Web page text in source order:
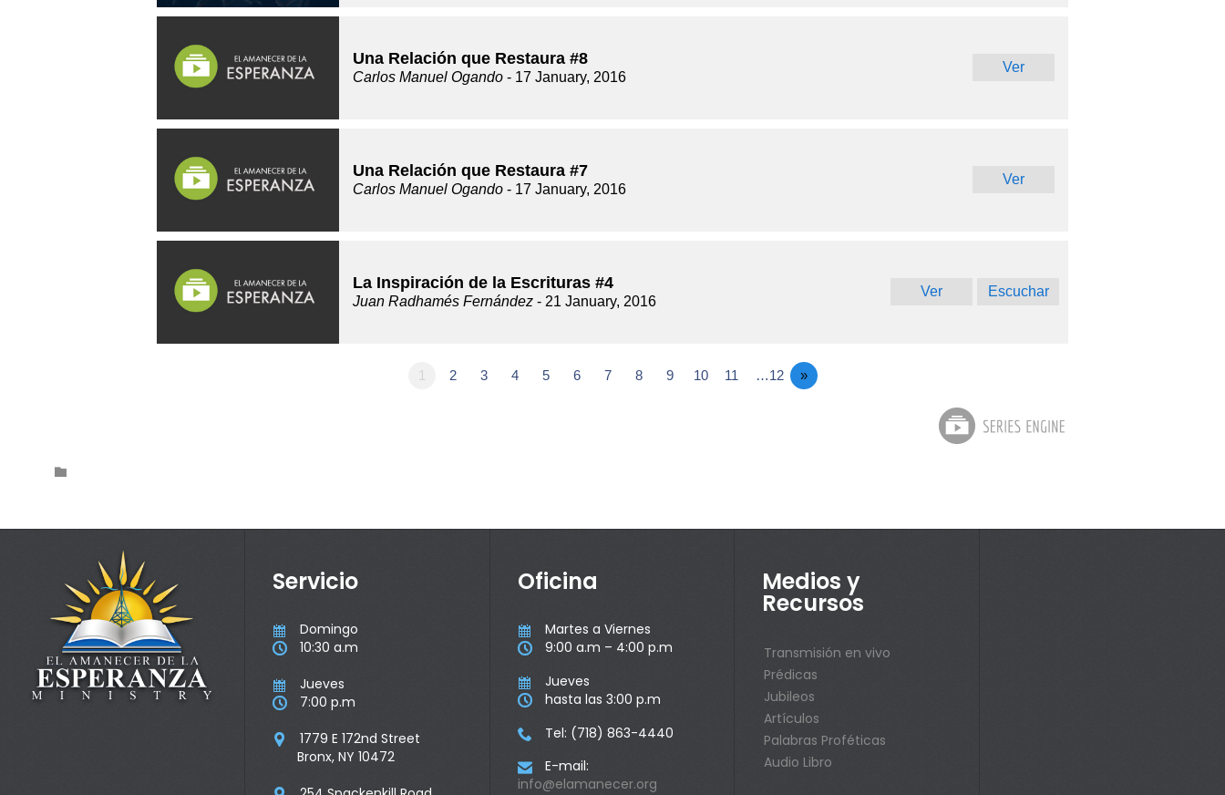
Una Relación que Restaura #8
Carlos Manuel Ogando - 17 January, 2016
Ver
Una Relación que Restaura #7
Carlos Manuel Ogando - 17 January, 2016
Ver
La Inspiración de la Escrituras #4
Juan Radhamés Fernández - 21 January, 2016
Ver Escuchar
1 2 3 4 5 6 7 8 9 10 11 …12 »

Servicio
 Domingo
 10:30 a.m
 Jueves
 7:00 p.m

1779 E 172nd Street
Bronx, NY 10472
Oficina
 Martes a Viernes
 9:00 a.m – 4:00 p.m
 Jueves
 hasta las 3:00 p.m
 Tel: (718) 863-4440

E-mail:
info@elamanecer.org
Medios y
Recursos
Transmisión en vivo
Prédicas
Jubileos
Artículos
Palabras Proféticas
Audio Libro